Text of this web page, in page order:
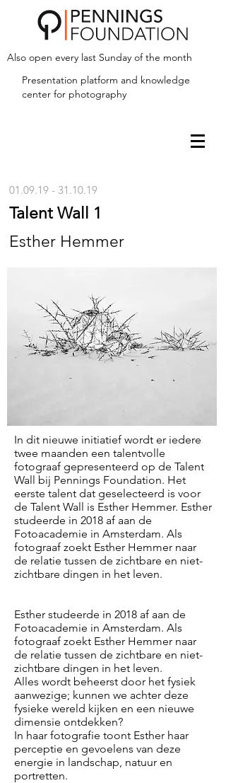
Also open every last Sunday of the month
Presentation platform and knowledge
center for photography
01.09.19 - 31.10.19
Talent Wall 1
Esther Hemmer
In dit nieuwe initiatief wordt er iedere
twee maanden een talentvolle
fotograaf gepresenteerd op de Talent
Wall bij Pennings Foundation. Het
eerste talent dat geselecteerd is voor
de Talent Wall is Esther Hemmer. Esther
studeerde in 2018 af aan de
Fotoacademie in Amsterdam. Als
fotograaf zoekt Esther Hemmer naar
de relatie tussen de zichtbare en niet-
zichtbare dingen in het leven.
Esther studeerde in 2018 af aan de
Fotoacademie in Amsterdam. Als
fotograaf zoekt Esther Hemmer naar
de relatie tussen de zichtbare en niet-
zichtbare dingen in het leven.
Alles wordt beheerst door het fysiek
aanwezige; kunnen we achter deze
fysieke wereld kijken en een nieuwe
dimensie ontdekken?
In haar fotografie toont Esther haar
perceptie en gevoelens van deze
energie in landschap, natuur en
portretten.